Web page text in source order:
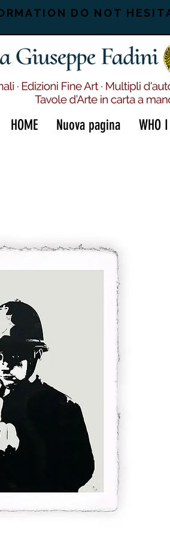
DO NOT
HOME Nuova pagina WHO